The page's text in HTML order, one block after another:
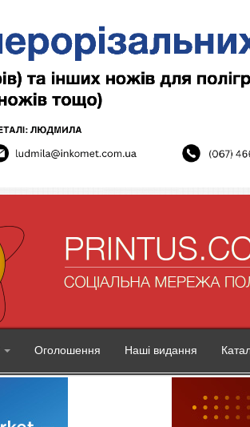
Оголошення Наші видання